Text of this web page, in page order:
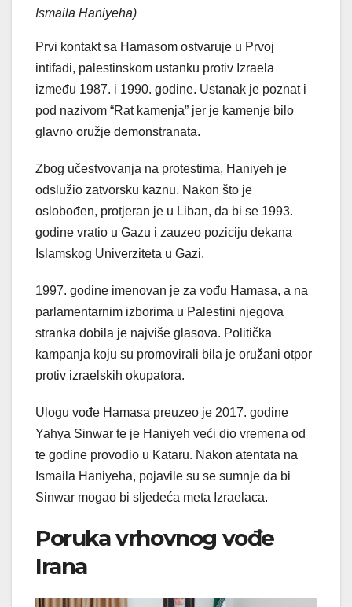
Ismaila Haniyeha)
Prvi kontakt sa Hamasom ostvaruje u Prvoj
intifadi, palestinskom ustanku protiv Izraela
između 1987. i 1990. godine. Ustanak je poznat i
pod nazivom “Rat kamenja” jer je kamenje bilo
glavno oružje demonstranata.
Zbog učestvovanja na protestima, Haniyeh je
odslužio zatvorsku kaznu. Nakon što je
oslobođen, protjeran je u Liban, da bi se 1993.
godine vratio u Gazu i zauzeo poziciju dekana
Islamskog Univerziteta u Gazi.
1997. godine imenovan je za vođu Hamasa, a na
parlamentarnim izborima u Palestini njegova
stranka dobila je najviše glasova. Politička
kampanja koju su promovirali bila je oružani otpor
protiv izraelskih okupatora.
Ulogu vođe Hamasa preuzeo je 2017. godine
Yahya Sinwar te je Haniyeh veći dio vremena od
te godine provodio u Kataru. Nakon atentata na
Ismaila Haniyeha, pojavile su se sumnje da bi
Sinwar mogao bi sljedeća meta Izraelaca.
Poruka vrhovnog vođe
Irana